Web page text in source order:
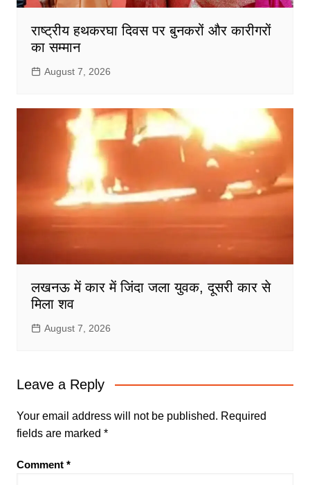
राष्ट्रीय हथकरघा दिवस पर बुनकरों और कारीगरों
का सम्मान
August 7, 2026
लखनऊ में कार में जिंदा जला युवक, दूसरी कार से
मिला शव
August 7, 2026
Leave a Reply
Your email address will not be published. Required
fields are marked *
Comment *